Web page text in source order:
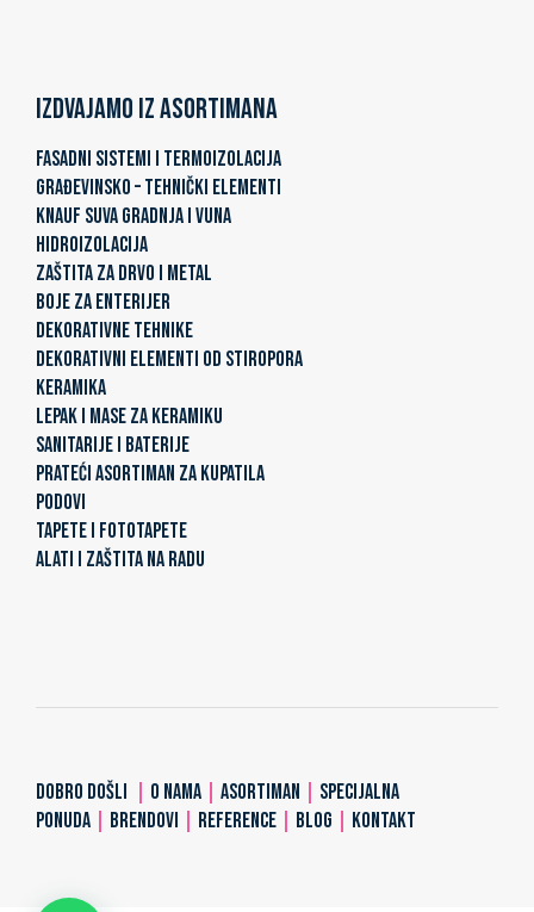
Izdvajamo iz asortimana
FASADNI SISTEMI I TERMOIZOLACIJA
GRAĐEVINSKO – TEHNIČKI ELEMENTI
KNAUF SUVA GRADNJA I VUNA
HIDROIZOLACIJA
ZAŠTITA ZA DRVO I METAL
BOJE ZA ENTERIJER
DEKORATIVNE TEHNIKE
DEKORATIVNI ELEMENTI OD STIROPORA
KERAMIKA
LEPAK I MASE ZA KERAMIKU
SANITARIJE I BATERIJE
PRATEĆI ASORTIMAN ZA KUPATILA
PODOVI
TAPETE I FOTOTAPETE
ALATI I ZAŠTITA NA RADU
DOBRO DOŠLI O NAMA ASORTIMAN
SPECIJALNA
PONUDA
BRENDOVI REFERENCE BLOG KONTAKT